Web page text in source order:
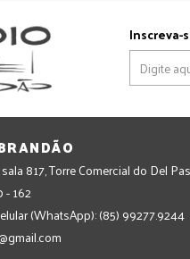
Inscreva-
817, Torre Comercial do Del
- 162
(WhatsApp): (85) 99277.9244